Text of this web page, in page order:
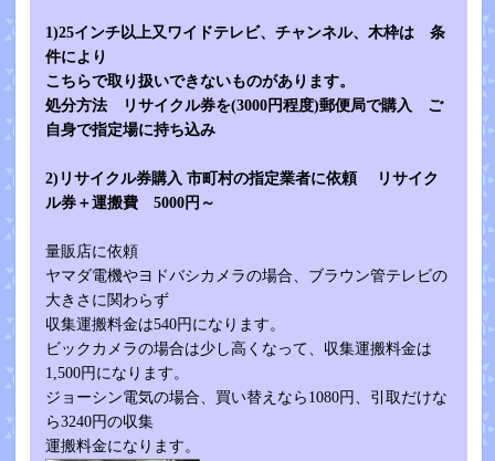
1)25インチ以上又ワイドテレビ、チャンネル、木枠は 条
件により
こちらで取り扱いできないものがあります。
処分方法 リサイクル券を(3000円程度)郵便局で購入 ご
自身で指定場に持ち込み
2)リサイクル券購入 市町村の指定業者に依頼 リサイク
ル券＋運搬費 5000円～
量販店に依頼
ヤマダ電機やヨドバシカメラの場合、ブラウン管テレビの
大きさに関わらず
収集運搬料金は540円になります。
ビックカメラの場合は少し高くなって、収集運搬料金は
1,500円になります。
ジョーシン電気の場合、買い替えなら1080円、引取だけな
ら3240円の収集
運搬料金になります。